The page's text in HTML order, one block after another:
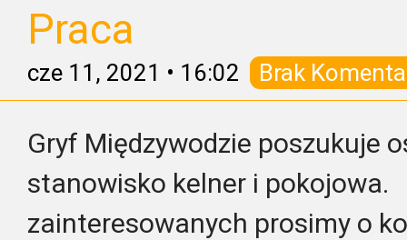
Praca
cze 11, 2021 • 16:02 Brak
Gryf Międzywodzie poszukuje
stanowisko kelner i pokojowa.
zainteresowanych prosimy o